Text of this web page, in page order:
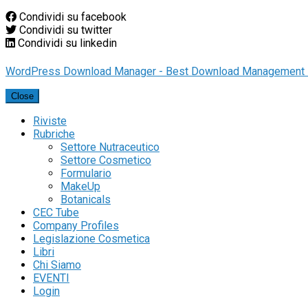
Condividi su facebook
Condividi su twitter
Condividi su linkedin
WordPress Download Manager - Best Download Management
Close
Riviste
Rubriche
Settore Nutraceutico
Settore Cosmetico
Formulario
MakeUp
Botanicals
CEC Tube
Company Profiles
Legislazione Cosmetica
Libri
Chi Siamo
EVENTI
Login